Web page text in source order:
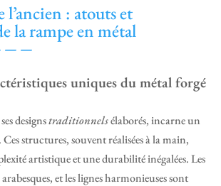
l’ancien : atouts et
la rampe en métal
uniques du métal forgé
designstraditionnelsélaborés, incarne un
structures, souvent réalisées à la main,
artistique et une durabilité inégalées. Les
et les lignes harmonieuses sont